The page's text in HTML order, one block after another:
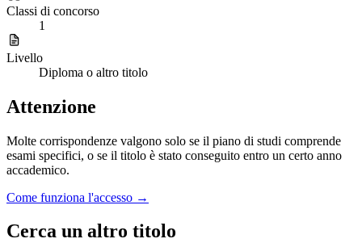
Classi di concorso
1
Livello
Diploma o altro titolo
Attenzione
Molte corrispondenze valgono solo se il piano di studi comprende
esami specifici, o se il titolo è stato conseguito entro un certo anno
accademico.
Come funziona l'accesso →
Cerca un altro titolo